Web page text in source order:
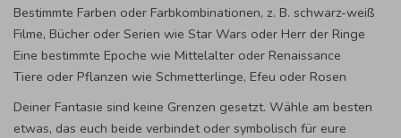
Bestimmte Farben oder Farbkombinationen, z. B. schwarz-weiß
Filme, Bücher oder Serien wie Star Wars oder Herr der Ringe
Eine bestimmte Epoche wie Mittelalter oder Renaissance
Tiere oder Pflanzen wie Schmetterlinge, Efeu oder Rosen
Deiner Fantasie sind keine Grenzen gesetzt. Wähle am besten
etwas, das euch beide verbindet oder symbolisch für eure